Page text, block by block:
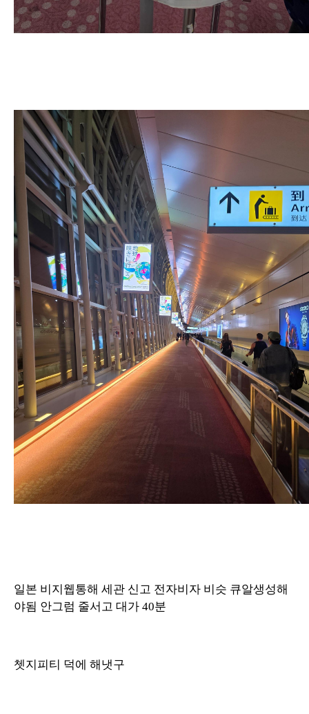
일본 비지웹통해 세관 신고 전자비자 비슷 큐알생성해
야됨 안그럼 줄서고 대가 40분
쳇지피티 덕에 해냇구